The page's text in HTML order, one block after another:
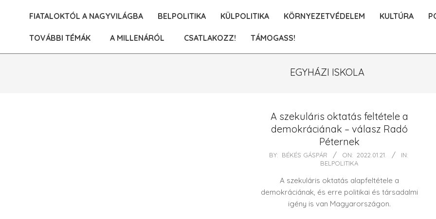
FIATALOKTÓL A NAGYVILÁGBA BELPOLITIKA KÜLPOLITIKA KÖRNYEZETVÉDELEM KULTÚRA
TOVÁBBI TÉMÁK A MILLENÁRÓL CSATLAKOZZ! TÁMOGASS!
EGYHÁZI ISKOLA
A szekuláris oktatás feltétele a
demokráciának – válasz Radó
Péternek
2022-
BY: BÉKÉS GÁSPÁR ON: 2022.01.21.
IN:
BELPOLITIKA
A szekuláris oktatás alapfeltétele a
demokráciának, és erre politikai és társadalmi
igény is van Magyarországon.